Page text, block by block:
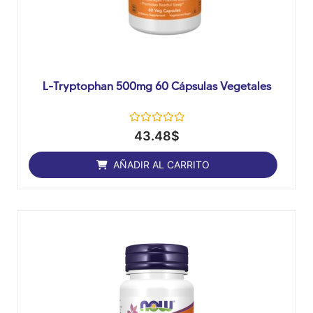
L-Tryptophan 500mg 60 Cápsulas Vegetales
Valorado
con
0
de
5
43.48$
AÑADIR AL CARRITO